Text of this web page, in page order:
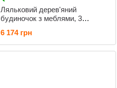
Ляльковий дерев'яний
будиночок з меблями, 3
2009
6 174 грн